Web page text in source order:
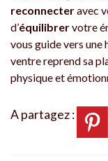
reconnecteravec
d’équilibrervotre
vous guide vers
ventre reprend sa
physique et
A partagez :